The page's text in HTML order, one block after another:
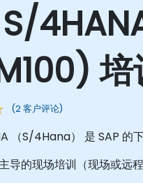
S/
培
(2 客户评论)
（S/4Hana） 是 SAP 的
导的现场培训（现场或远